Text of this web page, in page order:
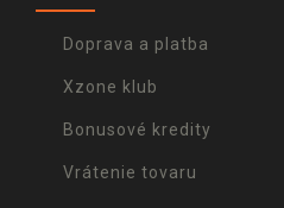
Doprava a platba
Xzone klub
Bonusové kredity
Vrátenie tovaru